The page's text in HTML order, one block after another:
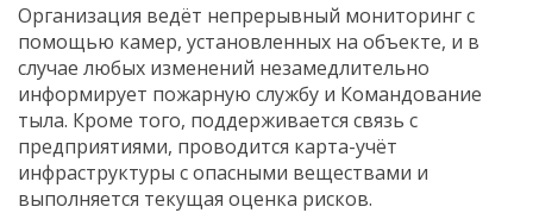
Организация ведёт непрерывный мониторинг с
помощью камер, установленных на объекте, и в
случае любых изменений незамедлительно
информирует пожарную службу и Командование
тыла. Кроме того, поддерживается связь с
предприятиями, проводится карта-учёт
инфраструктуры с опасными веществами и
выполняется текущая оценка рисков.